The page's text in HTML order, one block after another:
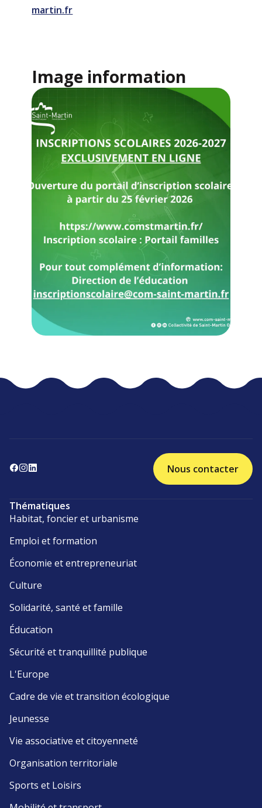
martin.fr
Image information
Nous contacter
Thématiques
Habitat, foncier et urbanisme
Emploi et formation
Économie et entrepreneuriat
Culture
Solidarité, santé et famille
Éducation
Sécurité et tranquillité publique
L'Europe
Cadre de vie et transition écologique
Jeunesse
Vie associative et citoyenneté
Organisation territoriale
Sports et Loisirs